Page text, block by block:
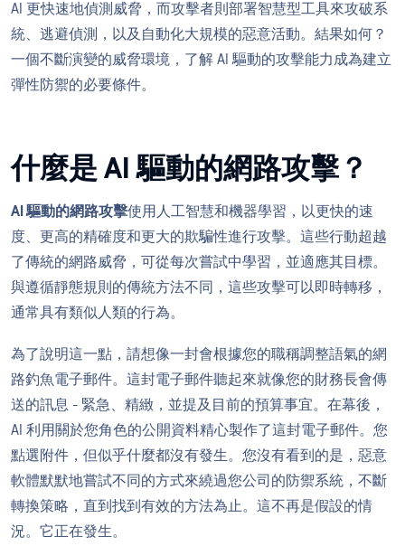
AI 更快速地偵測威脅，而攻擊者則部署智慧型工具來攻破系
統、逃避偵測，以及自動化大規模的惡意活動。結果如何？
一個不斷演變的威脅環境，了解 AI 驅動的攻擊能力成為建立
彈性防禦的必要條件。
什麼是 AI 驅動的網路攻擊？
AI 驅動的網路攻擊使用人工智慧和機器學習，以更快的速
度、更高的精確度和更大的欺騙性進行攻擊。這些行動超越
了傳統的網路威脅，可從每次嘗試中學習，並適應其目標。
與遵循靜態規則的傳統方法不同，這些攻擊可以即時轉移，
通常具有類似人類的行為。
為了說明這一點，請想像一封會根據您的職稱調整語氣的網
路釣魚電子郵件。這封電子郵件聽起來就像您的財務長會傳
送的訊息 - 緊急、精緻，並提及目前的預算事宜。在幕後，
AI 利用關於您角色的公開資料精心製作了這封電子郵件。您
點選附件，但似乎什麼都沒有發生。您沒有看到的是，惡意
軟體默默地嘗試不同的方式來繞過您公司的防禦系統，不斷
轉換策略，直到找到有效的方法為止。這不再是假設的情
況。它正在發生。